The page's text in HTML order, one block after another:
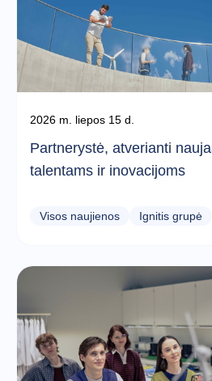
2026 m. liepos 15 d.
Partnerystė, atverianti
talentams ir inovacijoms
Visos naujienos Ignitis grupė